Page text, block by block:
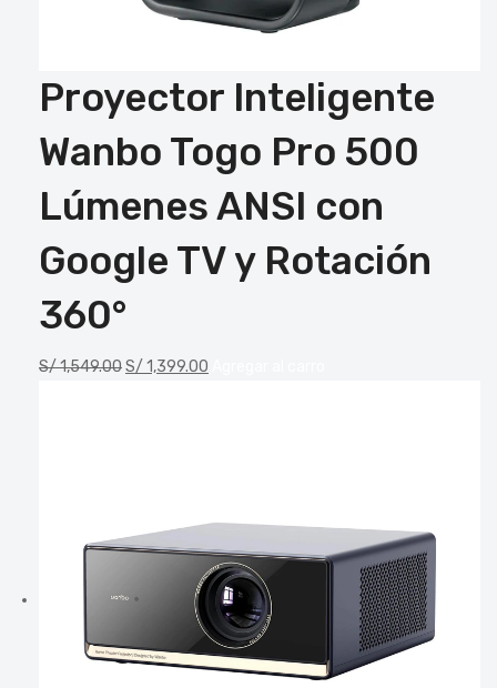
Proyector Inteligente
Wanbo Togo Pro 500
Lúmenes ANSI con
Google TV y Rotación
360°
S/1,549.00S/ 1,399.00